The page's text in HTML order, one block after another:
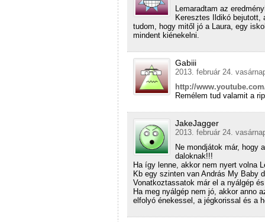
Lemaradtam az
Keresztes Ildikó bejutott,
tudom, hogy mitől jó a Laura, egy
mindent kiénekelni.
Gabiii
2013. február 24.
http://
Remélem tud valamit a
JakeJagger
2013. február 24.
Ne mondjátok már, hogy
daloknak!!!
Ha így lenne, akkor nem nyert volna
Kb egy szinten van András My Baby
Vonatkoztassatok már el a nyálgép
Ha meg nyálgép nem jó, akkor anno
elfolyó énekessel, a jégkorissal és a